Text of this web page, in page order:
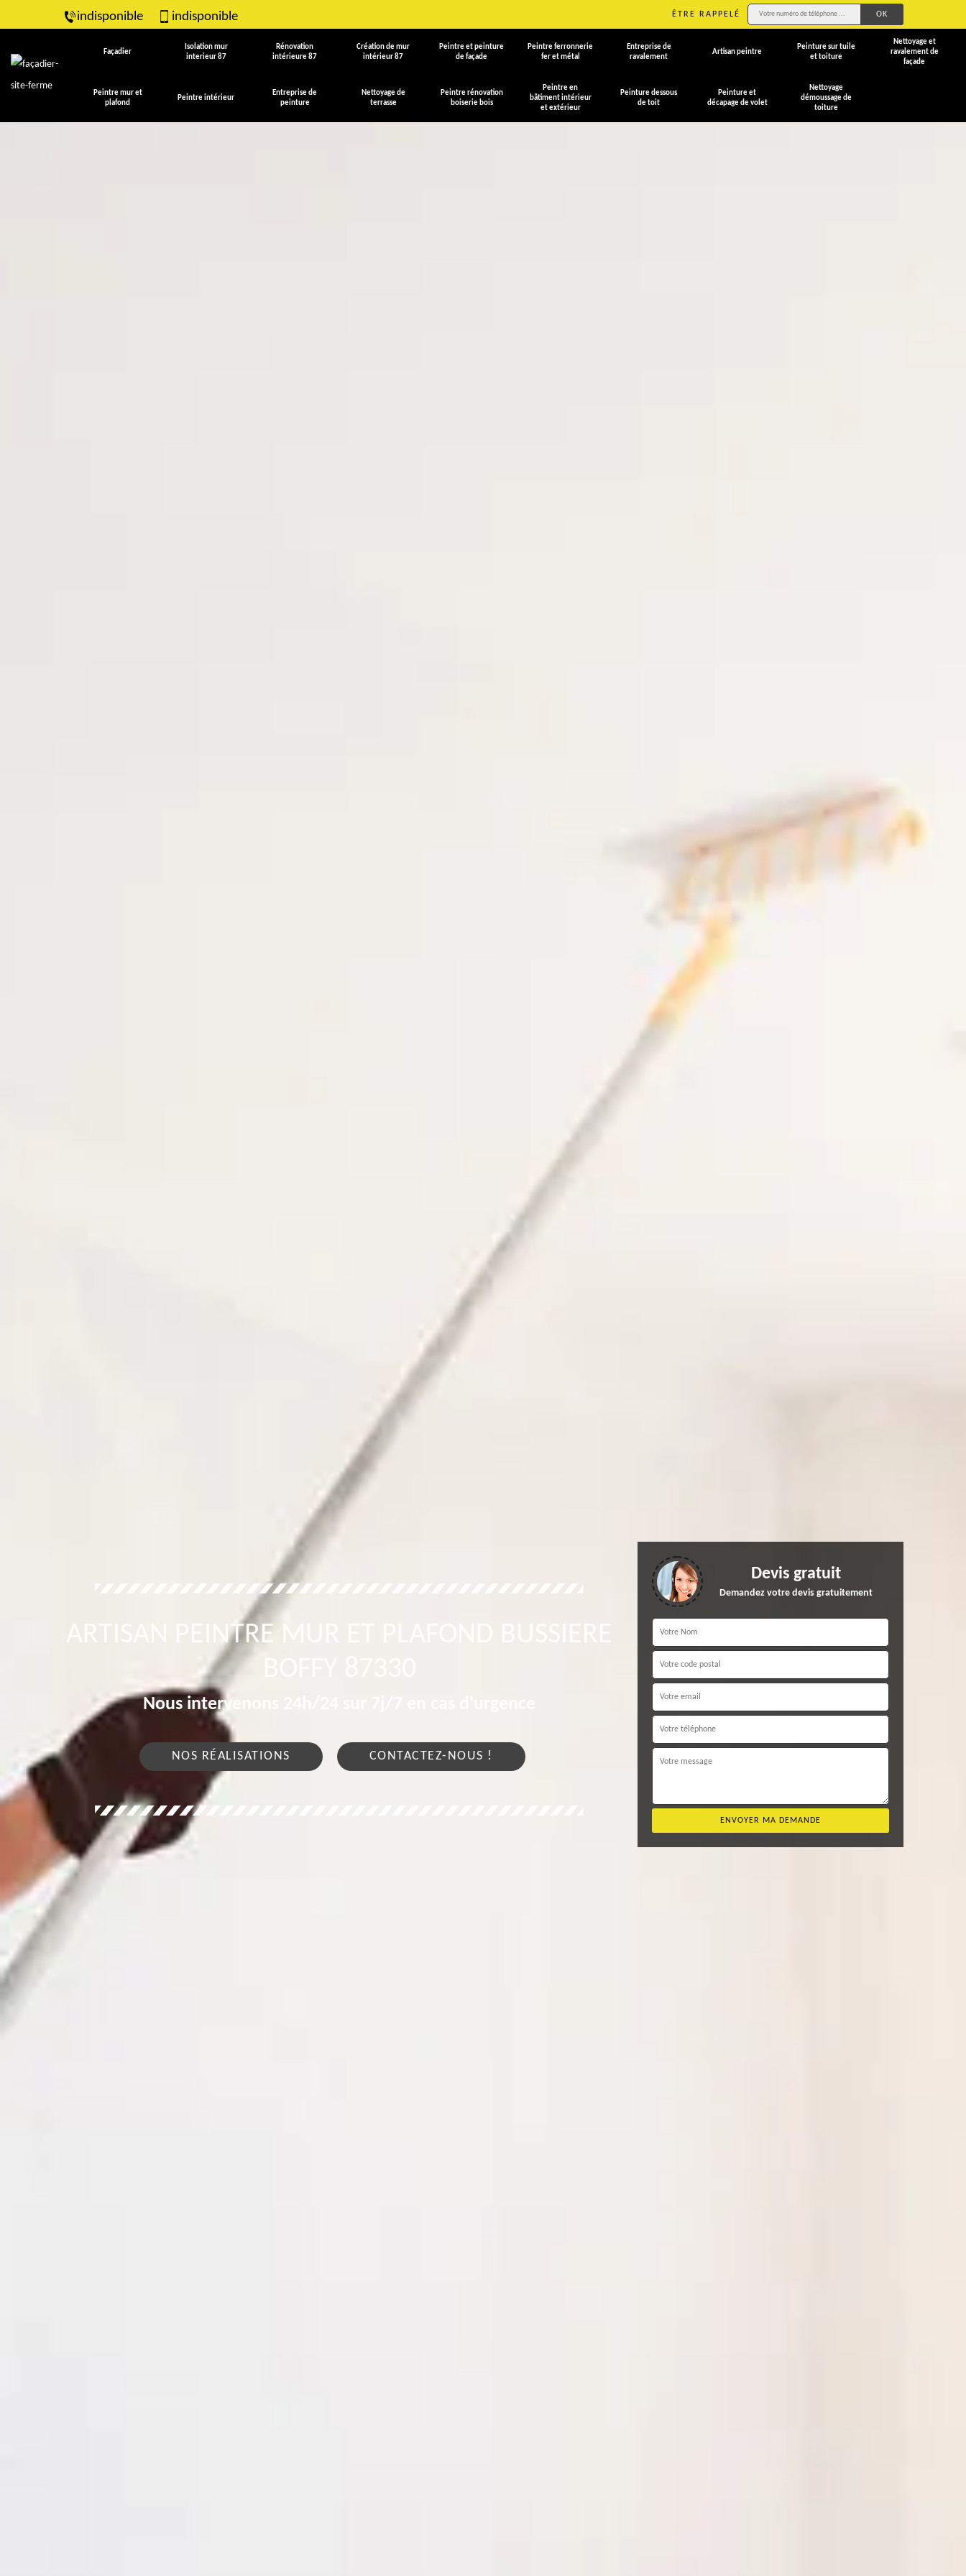
indisponible indisponible ÊTRE RAPPELÉ
Façadier
Isolation mur
interieur 87
Rénovation
intérieure 87
Création de mur
intérieur 87
Peintre et peinture
de façade
Peintre ferronnerie
fer et métal
Entreprise de
ravalement
Artisan peintre
Peinture sur tuile
et toiture
Nettoyage et
ravalement de
façade
Peintre mur et
plafond
Peintre intérieur
Entreprise de
peinture
Nettoyage de
terrasse
Peintre rénovation
boiserie bois
Peintre en
bâtiment intérieur
et extérieur
Peinture dessous
de toit
Peinture et
décapage de volet
Nettoyage
démoussage de
toiture
ARTISAN PEINTRE MUR ET PLAFOND BUSSIERE
Nous intervenons 24h/24 sur 7j/7 en cas d'urgence
NOS RÉALISATIONS CONTACTEZ-NOUS !
Devis gratuit
Demandez votre devis gratuitement